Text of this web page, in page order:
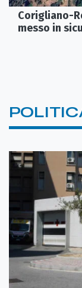
Corigliano-
messo in